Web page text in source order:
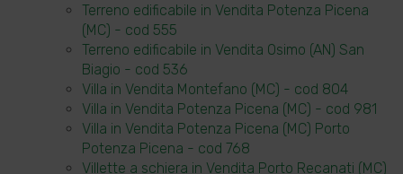
Terreno edificabile in Vendita Potenza Picena
(MC) - cod 555
Terreno edificabile in Vendita Osimo (AN) San
Biagio - cod 536
Villa in Vendita Montefano (MC) - cod 804
Villa in Vendita Potenza Picena (MC) - cod 981
Villa in Vendita Potenza Picena (MC) Porto
Potenza Picena - cod 768
Villette a schiera in Vendita Porto Recanati (MC)